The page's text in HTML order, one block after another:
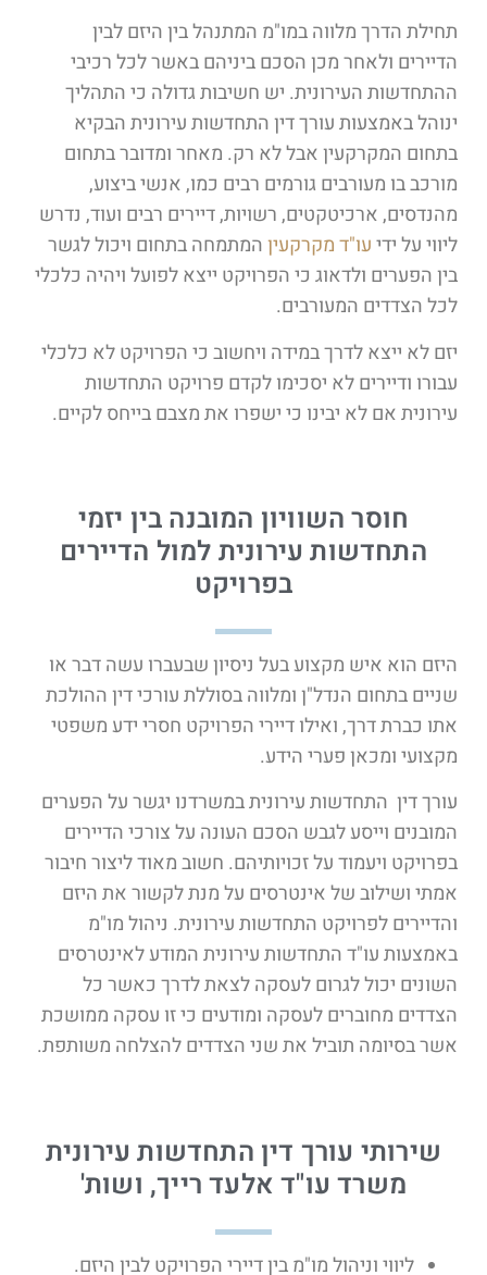
תחילת הדרך מלווה במו"מ המתנהל בין היזם לבין
הדיירים ולאחר מכן הסכם ביניהם באשר לכל רכיבי
ההתחדשות העירונית. יש חשיבות גדולה כי התהליך
ינוהל באמצעות עורך דין התחדשות עירונית הבקיא
בתחום המקרקעין אבל לא רק. מאחר ומדובר בתחום
מורכב בו מעורבים גורמים רבים כמו, אנשי ביצוע,
מהנדסים, ארכיטקטים, רשויות, דיירים רבים ועוד, נדרש
ליווי על ידיעו"ד מקרקעיןהמתמחה בתחום ויכול לגשר
בין הפערים ולדאוג כי הפרויקט ייצא לפועל ויהיה כלכלי
לכל הצדדים המעורבים.
יזם לא ייצא לדרך במידה ויחשוב כי הפרויקט לא כלכלי
עבורו ודיירים לא יסכימו לקדם פרויקט התחדשות
עירונית אם לא יבינו כי ישפרו את מצבם בייחס לקיים.
חוסר השוויון המובנה בין יזמי
התחדשות עירונית למול הדיירים
בפרויקט
היזם הוא איש מקצוע בעל ניסיון שבעברו עשה דבר או
שניים בתחום הנדל"ן ומלווה בסוללת עורכי דין ההולכת
אתו כברת דרך, ואילו דיירי הפרויקט חסרי ידע משפטי
מקצועי ומכאן פערי הידע.
עורך דין התחדשות עירונית במשרדנו יגשר על הפערים
המובנים וייסע לגבש הסכם העונה על צורכי הדיירים
בפרויקט ויעמוד על זכויותיהם. חשוב מאוד ליצור חיבור
אמתי ושילוב של אינטרסים על מנת לקשור את היזם
והדיירים לפרויקט התחדשות עירונית. ניהול מו"מ
באמצעות עו"ד התחדשות עירונית המודע לאינטרסים
השונים יכול לגרום לעסקה לצאת לדרך כאשר כל
הצדדים מחוברים לעסקה ומודעים כי זו עסקה ממושכת
אשר בסיומה תוביל את שני הצדדים להצלחה משותפת.
שירותי עורך דין התחדשות עירונית
משרד עו"ד אלעד רייך, ושות'
ליווי וניהול מו"מ בין דיירי הפרויקט לבין היזם.